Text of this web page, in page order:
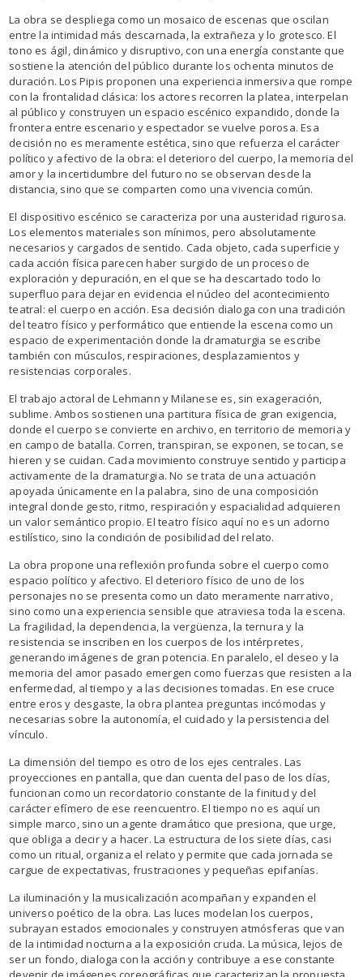
La obra se despliega como un mosaico de escenas que oscilan
entre la intimidad más descarnada, la extrañeza y lo grotesco. El
tono es ágil, dinámico y disruptivo, con una energía constante que
sostiene la atención del público durante los ochenta minutos de
duración. Los Pipis proponen una experiencia inmersiva que rompe
con la frontalidad clásica: los actores recorren la platea, interpelan
al público y construyen un espacio escénico expandido, donde la
frontera entre escenario y espectador se vuelve porosa. Esa
decisión no es meramente estética, sino que refuerza el carácter
político y afectivo de la obra: el deterioro del cuerpo, la memoria del
amor y la incertidumbre del futuro no se observan desde la
distancia, sino que se comparten como una vivencia común.
El dispositivo escénico se caracteriza por una austeridad rigurosa.
Los elementos materiales son mínimos, pero absolutamente
necesarios y cargados de sentido. Cada objeto, cada superficie y
cada acción física parecen haber surgido de un proceso de
exploración y depuración, en el que se ha descartado todo lo
superfluo para dejar en evidencia el núcleo del acontecimiento
teatral: el cuerpo en acción. Esa decisión dialoga con una tradición
del teatro físico y performático que entiende la escena como un
espacio de experimentación donde la dramaturgia se escribe
también con músculos, respiraciones, desplazamientos y
resistencias corporales.
El trabajo actoral de Lehmann y Milanese es, sin exageración,
sublime. Ambos sostienen una partitura física de gran exigencia,
donde el cuerpo se convierte en archivo, en territorio de memoria y
en campo de batalla. Corren, transpiran, se exponen, se tocan, se
hieren y se cuidan. Cada movimiento construye sentido y participa
activamente de la dramaturgia. No se trata de una actuación
apoyada únicamente en la palabra, sino de una composición
integral donde gesto, ritmo, respiración y espacialidad adquieren
un valor semántico propio. El teatro físico aquí no es un adorno
estilístico, sino la condición de posibilidad del relato.
La obra propone una reflexión profunda sobre el cuerpo como
espacio político y afectivo. El deterioro físico de uno de los
personajes no se presenta como un dato meramente narrativo,
sino como una experiencia sensible que atraviesa toda la escena.
La fragilidad, la dependencia, la vergüenza, la ternura y la
resistencia se inscriben en los cuerpos de los intérpretes,
generando imágenes de gran potencia. En paralelo, el deseo y la
memoria del amor pasado emergen como fuerzas que resisten a la
enfermedad, al tiempo y a las decisiones tomadas. En ese cruce
entre eros y desgaste, la obra plantea preguntas incómodas y
necesarias sobre la autonomía, el cuidado y la persistencia del
vínculo.
La dimensión del tiempo es otro de los ejes centrales. Las
proyecciones en pantalla, que dan cuenta del paso de los días,
funcionan como un recordatorio constante de la finitud y del
carácter efímero de ese reencuentro. El tiempo no es aquí un
simple marco, sino un agente dramático que presiona, que urge,
que obliga a decir y a hacer. La estructura de los siete días, casi
como un ritual, organiza el relato y permite que cada jornada se
cargue de expectativas, frustraciones y pequeñas epifanías.
La iluminación y la musicalización acompañan y expanden el
universo poético de la obra. Las luces modelan los cuerpos,
subrayan estados emocionales y construyen atmósferas que van
de la intimidad nocturna a la exposición cruda. La música, lejos de
ser un fondo, dialoga con la acción y contribuye a ese constante